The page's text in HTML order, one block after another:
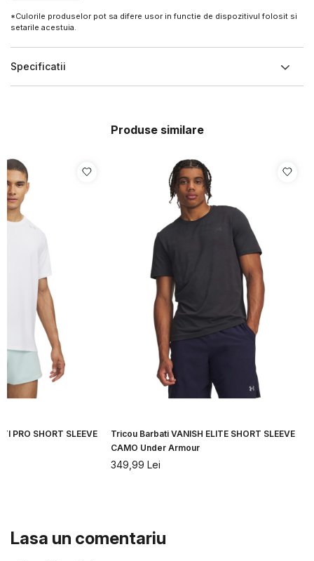
*Culorile produselor pot sa difere usor in functie de dispozitivul folosit si
setarile acestuia.
Specificatii
Produse similare
PRO SHORT SLEEVE
Tricou Barbati VANISH ELITE SHORT SLEEVE
CAMO Under Armour
349,99 Lei
Lasa un comentariu